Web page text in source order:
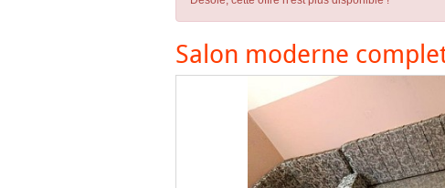
Salon moderne